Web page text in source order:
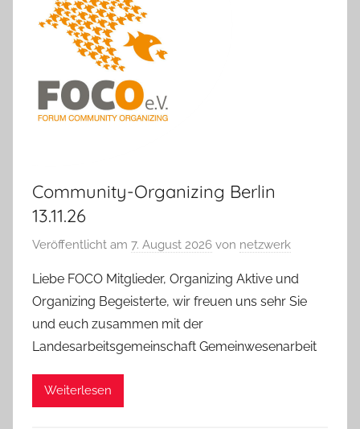
Community-Organizing Berlin
13.11.26
Veröffentlicht am 7. August 2026 von netzwerk
Liebe FOCO Mitglieder, Organizing Aktive und
Organizing Begeisterte, wir freuen uns sehr Sie
und euch zusammen mit der
Landesarbeitsgemeinschaft Gemeinwesenarbeit
Weiterlesen